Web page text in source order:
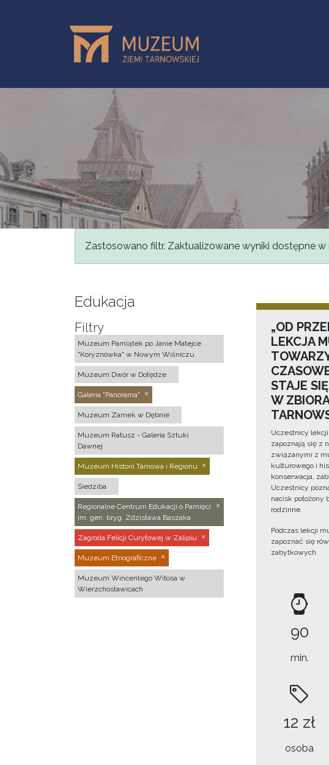
Komunikat
Zastosowano filtr. Zaktualizowane wyniki dostępne w
Edukacja
Filtry
Muzeum Pamiątek po Janie Matejce
"Koryznówka" w Nowym Wiśniczu
Muzeum Dwór w Dołędze
Galeria "Panorama"
Muzeum Zamek w Dębnie
Muzeum Ratusz - Galeria Sztuki
Dawnej
Muzeum Historii Tarnowa i Regionu
Siedziba
Regionalne Centrum Edukacji o Pamięci
im. gen. bryg. Zdzisława Baszaka
Zagroda Felicji Curyłowej w Zalipiu
Muzeum Etnograficzne
Muzeum Wincentego Witosa w
Wierzchosławicach
„OD
LEKCJA
STAJE
W
Uczestnicy
zapoznają się z
związanymi z
kulturowego i
konserwacja,
Uczestnicy
nacisk położony
rodzinne.
Podczas lekcji
zapoznać się
zabytkowych.
90
min.
12 zł
osoba